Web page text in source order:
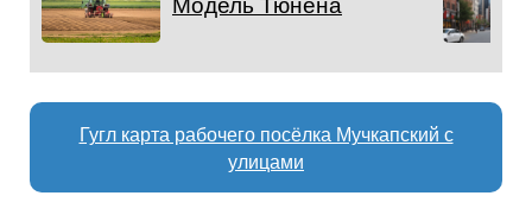
Гугл карта рабочего посёлка Мучкапский с
улицами